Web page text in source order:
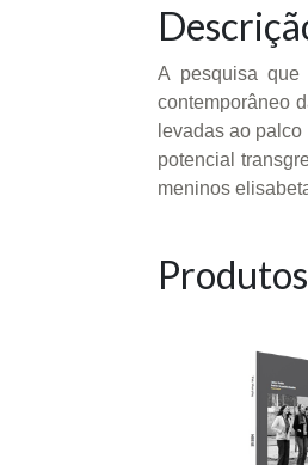
A pesquisa
contemporâneo
levadas ao
potencial
meninos